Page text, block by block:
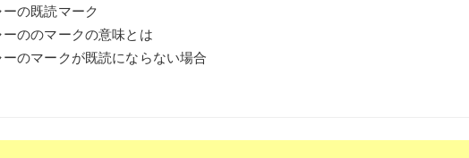
の既読マーク
ーののマークの意味とは
ーのマークが既読にならない場合